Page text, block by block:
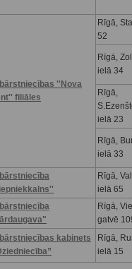
''Nova
filiāles
Rīgā,
52
Rīgā,
ielā 34
Rīgā,
ielā 23
Rīgā,
ielā 33
Rīgā,
ielā 65
Rīgā,
gatvē
kabinets
Rīgā,
ielā 15